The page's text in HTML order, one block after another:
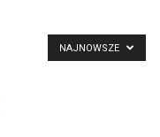
NAJNOWSZE